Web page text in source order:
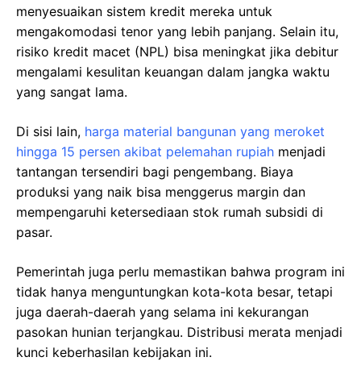
menyesuaikan sistem kredit mereka untuk
mengakomodasi tenor yang lebih panjang. Selain itu,
risiko kredit macet (NPL) bisa meningkat jika debitur
mengalami kesulitan keuangan dalam jangka waktu
yang sangat lama.
Di sisi lain, harga material bangunan yang meroket
hingga 15 persen akibat pelemahan rupiah menjadi
tantangan tersendiri bagi pengembang. Biaya
produksi yang naik bisa menggerus margin dan
mempengaruhi ketersediaan stok rumah subsidi di
pasar.
Pemerintah juga perlu memastikan bahwa program ini
tidak hanya menguntungkan kota-kota besar, tetapi
juga daerah-daerah yang selama ini kekurangan
pasokan hunian terjangkau. Distribusi merata menjadi
kunci keberhasilan kebijakan ini.